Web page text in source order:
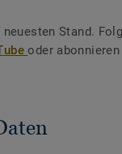
Stand.
oder